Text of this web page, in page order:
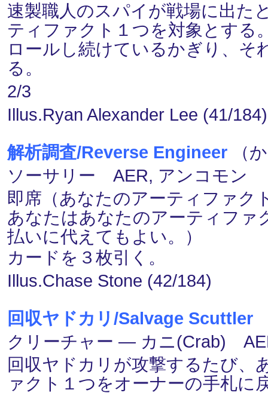
速製職人のスパイが戦場に出た
ティファクト１つを対象とする
ロールし続けているかぎり、そ
る。
2/3
Illus.Ryan Alexander Lee (41/184)
解析調査/Reverse Engineer （
ソーサリー AER, アンコモン
即席（あなたのアーティファク
あなたはあなたのアーティファ
払いに代えてもよい。）
カードを３枚引く。
Illus.Chase Stone (42/184)
回収ヤドカリ/Salvage Scuttler
クリーチャー ― カニ(Crab)
回収ヤドカリが攻撃するたび、
ァクト１つをオーナーの手札に